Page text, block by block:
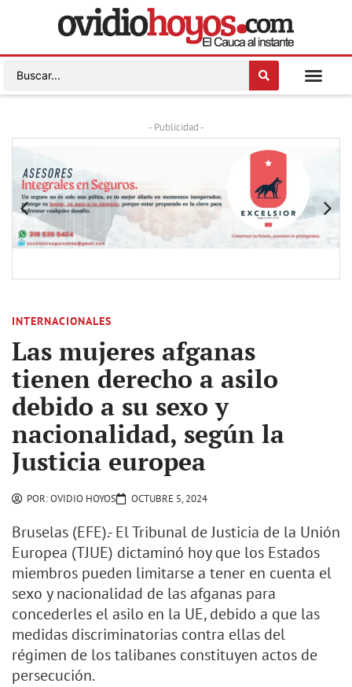
- Publicidad -
INTERNACIONALES
Las mujeres afganas
tienen derecho a asilo
debido a su sexo y
nacionalidad, según la
Justicia europea
POR:OVIDIO HOYOS OCTUBRE 5, 2024
Bruselas (EFE).- El Tribunal de Justicia de la Unión
Europea (TJUE) dictaminó hoy que los Estados
miembros pueden limitarse a tener en cuenta el
sexo y nacionalidad de las afganas para
concederles el asilo en la UE, debido a que las
medidas discriminatorias contra ellas del
régimen de los talibanes constituyen actos de
persecución.